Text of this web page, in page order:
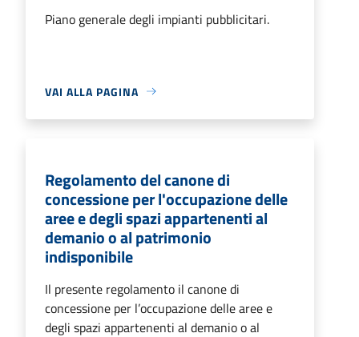
Piano generale degli impianti pubblicitari.
VAI ALLA PAGINA
Regolamento del canone di
concessione per l'occupazione delle
aree e degli spazi appartenenti al
demanio o al patrimonio
indisponibile
Il presente regolamento il canone di
concessione per l’occupazione delle aree e
degli spazi appartenenti al demanio o al